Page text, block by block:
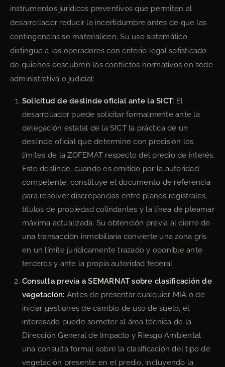
instrumentos jurídicos preventivos que permiten al
desarrollador reducir la incertidumbre antes de que las
contingencias se materialicen. Su uso sistemático
distingue a los operadores con criterio legal sofisticado
de quienes descubren los conflictos normativos en sede
administrativa o judicial:
Solicitud de deslinde oficial ante la SICT: El
desarrollador puede solicitar formalmente ante la
delegación estatal de la SICT la práctica de un
deslinde oficial que determine con precisión los
límites de la ZOFEMAT respecto del predio de interés.
Este deslinde, cuando es emitido por la autoridad
competente, constituye el documento de referencia
para resolver discrepancias entre planos registrales,
títulos de propiedad colindantes y la línea de pleamar
máxima actualizada. Su obtención previa al cierre de
una transacción inmobiliaria convierte una zona gris
en un límite jurídicamente trazado y oponible ante
terceros y ante la propia autoridad federal.
Consulta previa a SEMARNAT sobre clasificación de
vegetación: Antes de presentar cualquier MIA o de
iniciar gestiones de cambio de uso de suelo, el
interesado puede someter al área técnica de la
Dirección General de Impacto y Riesgo Ambiental
una consulta formal sobre la clasificación del tipo de
vegetación presente en el predio, incluyendo la